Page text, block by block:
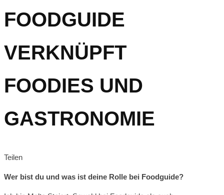
FOODGUIDE
VERKNÜPFT
FOODIES UND
GASTRONOMIE
Teilen
Wer bist du und was ist deine Rolle bei Foodguide?